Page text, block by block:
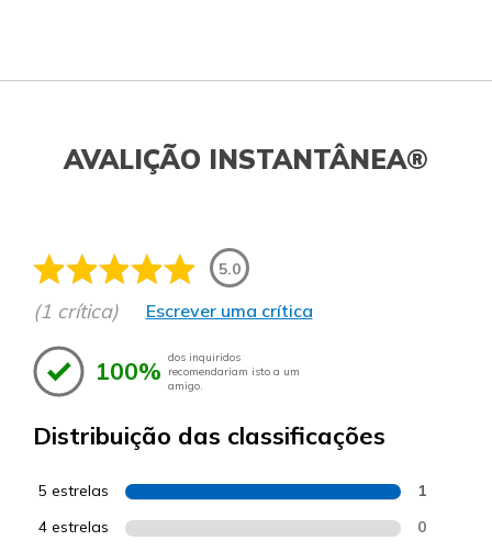
AVALIÇÃO INSTANTÂNEA®
5.0
(1 crítica) Escrever uma crítica
100% dos inquiridos
recomendariam isto a um
amigo.
Distribuição das classificações
5 estrelas 1
4 estrelas 0